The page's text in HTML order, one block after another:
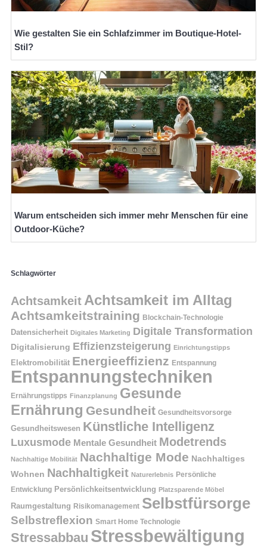
Wie gestalten Sie ein Schlafzimmer im Boutique-Hotel-
Stil?
Warum entscheiden sich immer mehr Menschen für eine
Outdoor-Küche?
Schlagwörter
Achtsamkeit Achtsamkeit im Alltag
Achtsamkeitstraining Blockchain-Technologie
Datensicherheit Digitales Marketing Digitale Transformation
Digitalisierung Effizienzsteigerung Einrichtungstipps
Elektromobilität Energieeffizienz Entspannung
Entspannungstechniken
Ernährungstipps Finanzplanung Gesunde
Ernährung Gesundheit Gesundheitsvorsorge
Gesundheitswesen Künstliche Intelligenz
Luxusmode Mentale Gesundheit Modetrends
Nachhaltige Mobilität Nachhaltige Mode Nachhaltiges
Wohnen Nachhaltigkeit Naturerlebnis Persönliche
Entwicklung Persönlichkeitsentwicklung Platzsparende Möbel
Raumgestaltung Risikomanagement Selbstfürsorge
Selbstreflexion Smart Home Technologie
Stressabbau Stressbewältigung